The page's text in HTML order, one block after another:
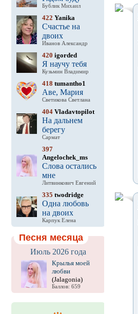
Бублик Михаил
422 Yanika
Счастье на
двоих
Иванов Александр
420 igorded
Я научу тебя
Кузьмин Владимир
418 tumantho1
Аве, Мария
Светикова Светлана
404Vladavtopilot
На дальнем
берегу
Сармат
397
Angelochek_ms
Слова остались
мне
Литвинкович Евгений
335 twodridge
Одна любовь
на двоих
Карпук Елена
Песня месяца
Июль 2026 года
Крылья моей
любви
(Jalagonia)
Баллов: 659